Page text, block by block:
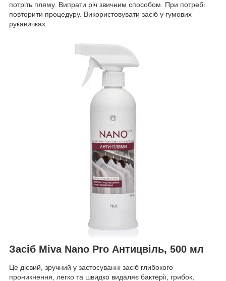
потріть пляму. Випрати річ звичним способом. При потребі
повторити процедуру. Використовувати засіб у гумових
рукавичках.
Засіб Miva Nano Pro Антицвіль, 500 мл
Це дієвий, зручний у застосуванні засіб глибокого
проникнення, легко та швидко видаляє бактерії, грибок,